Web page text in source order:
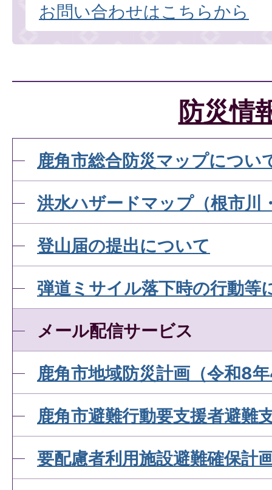
お問い合わせはこちらから
防災情
鹿角市総合防災マップについ
洪水ハザードマップ（根市川
登山届の提出について
弾道ミサイル落下時の行動等
メール配信サービス
鹿角市地域防災計画（令和8
鹿角市避難行動要支援者避難
要配慮者利用施設避難確保計